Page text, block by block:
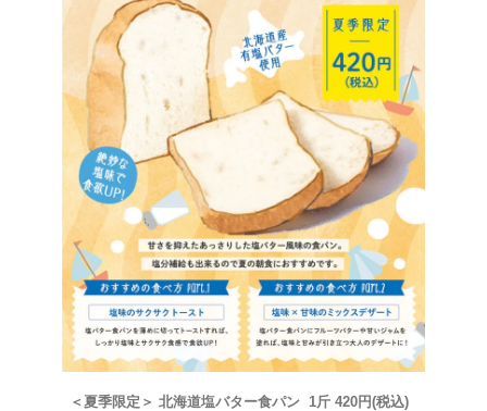
＜夏季限定＞ 北海道塩バター食パン 1斤 420円(税込)